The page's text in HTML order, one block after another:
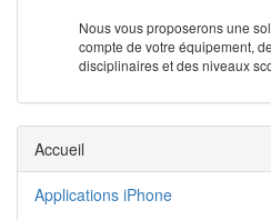
Nous vous proposerons une
compte de votre équipement,
disciplinaires et des niveaux
Accueil
Applications iPhone